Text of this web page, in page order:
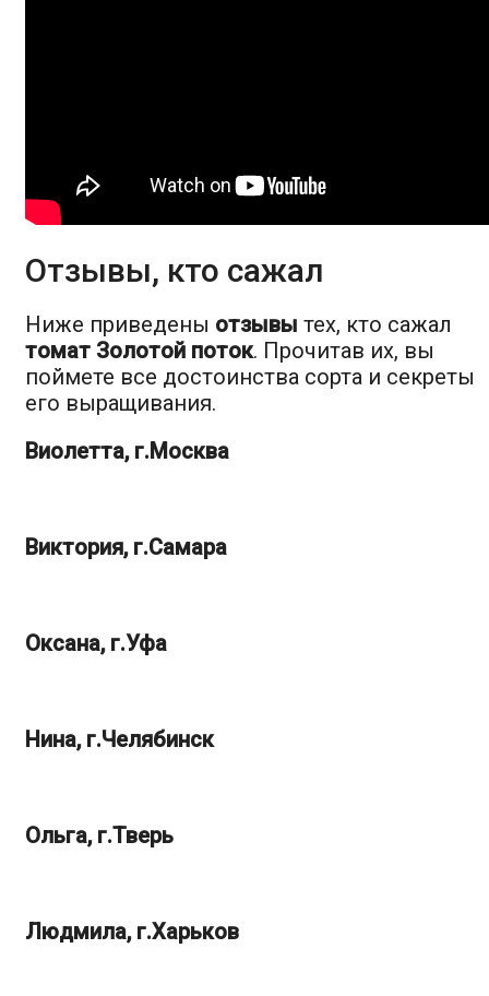
Отзывы, кто сажал
Ниже приведены отзывы тех, кто сажал
томат Золотой поток. Прочитав их, вы
поймете все достоинства сорта и секреты
его выращивания.
Виолетта, г.Москва
Виктория, г.Самара
Оксана, г.Уфа
Нина, г.Челябинск
Ольга, г.Тверь
Людмила, г.Харьков